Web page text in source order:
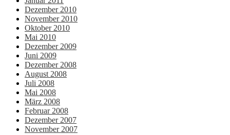
Dezember 2010
November 2010
Oktober 2010
Mai 2010
Dezember 2009
Juni 2009
Dezember 2008
August 2008
Juli 2008
Mai 2008
März 2008
Februar 2008
Dezember 2007
November 2007